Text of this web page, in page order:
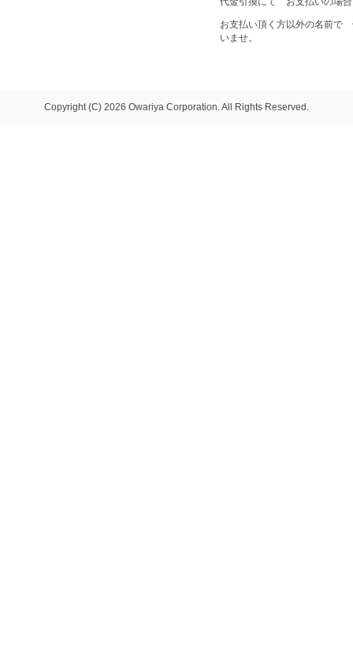
お支払い頂く方以外の名前で
いませ。
Copyright (C) 2026 Owariya Corporation. All Rights Reserved.